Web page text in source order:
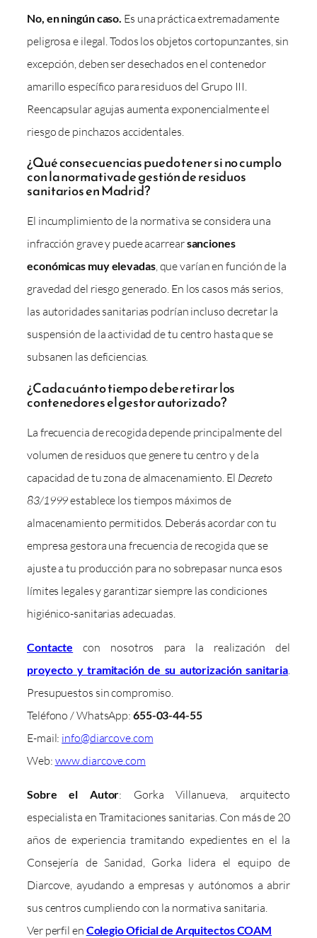
No, en ningún caso. Es una práctica extremadamente
peligrosa e ilegal. Todos los objetos cortopunzantes, sin
excepción, deben ser desechados en el contenedor
amarillo específico para residuos del Grupo III.
Reencapsular agujas aumenta exponencialmente el
riesgo de pinchazos accidentales.
¿Qué consecuencias puedo tener si no cumplo
con la normativa de gestión de residuos
sanitarios en Madrid?
El incumplimiento de la normativa se considera una
infracción grave y puede acarrearsanciones
económicas muy elevadas, que varían en función de la
gravedad del riesgo generado. En los casos más serios,
las autoridades sanitarias podrían incluso decretar la
suspensión de la actividad de tu centro hasta que se
subsanen las deficiencias.
¿Cada cuánto tiempo debe retirar los
contenedores el gestor autorizado?
La frecuencia de recogida depende principalmente del
volumen de residuos que genere tu centro y de la
capacidad de tu zona de almacenamiento. El Decreto
83/1999establece los tiempos máximos de
almacenamiento permitidos. Deberás acordar con tu
empresa gestora una frecuencia de recogida que se
ajuste a tu producción para no sobrepasar nunca esos
límites legales y garantizar siempre las condiciones
higiénico-sanitarias adecuadas.
Contacte con nosotros para la realización del
proyecto y tramitación de su autorización sanitaria
Presupuestos sin compromiso.
Teléfono / WhatsApp: 655-03-44-55
E-mail: info@diarcove.com
Web: www.diarcove.com
Sobre el Autor: Gorka Villanueva, arquitecto
especialista en Tramitaciones sanitarias. Con más de 20
años de experiencia tramitando expedientes en el la
Consejería de Sanidad, Gorka lidera el equipo de
Diarcove, ayudando a empresas y autónomos a abrir
sus centros cumpliendo con la normativa sanitaria.
Ver perfil en Colegio Oficial de Arquitectos COAM